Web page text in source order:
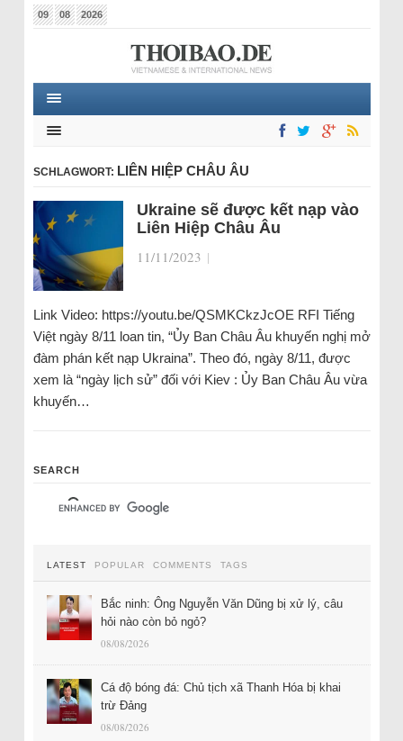
09 08 2026
SCHLAGWORT: LIÊN HIỆP CHÂU ÂU
Ukraine sẽ được kết nạp vào
Liên Hiệp Châu Âu
11/11/2023 |
Link Video: https://youtu.be/QSMKCkzJcOE RFI Tiếng
Việt ngày 8/11 loan tin, “Ủy Ban Châu Âu khuyến nghị mở
đàm phán kết nạp Ukraina”. Theo đó, ngày 8/11, được
xem là “ngày lịch sử” đối với Kiev : Ủy Ban Châu Âu vừa
khuyến…
SEARCH
LATEST POPULAR COMMENTS TAGS
Bắc ninh: Ông Nguyễn Văn Dũng bị xử lý, câu
hỏi nào còn bỏ ngỏ?
08/08/2026
Cá độ bóng đá: Chủ tịch xã Thanh Hóa bị khai
trừ Đảng
08/08/2026